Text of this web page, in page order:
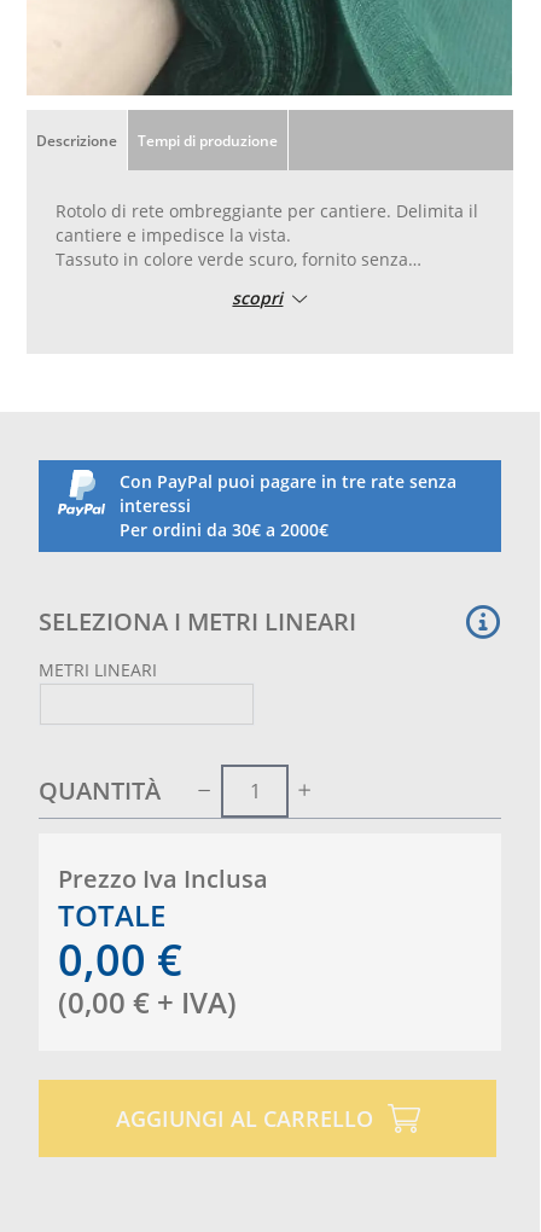
Descrizione Tempi di produzione
Rotolo di rete ombreggiante per cantiere. Delimita il
cantiere e impedisce la vista.
Tassuto in colore verde scuro, fornito senza
scopri
Con PayPal puoi pagare in tre rate senza
interessi
Per ordini da 30€ a 2000€
SELEZIONA I METRI LINEARI
METRI LINEARI
QUANTITÀ
Prezzo Iva Inclusa
TOTALE
0,00 €
(0,00 € + IVA)
AGGIUNGI AL CARRELLO